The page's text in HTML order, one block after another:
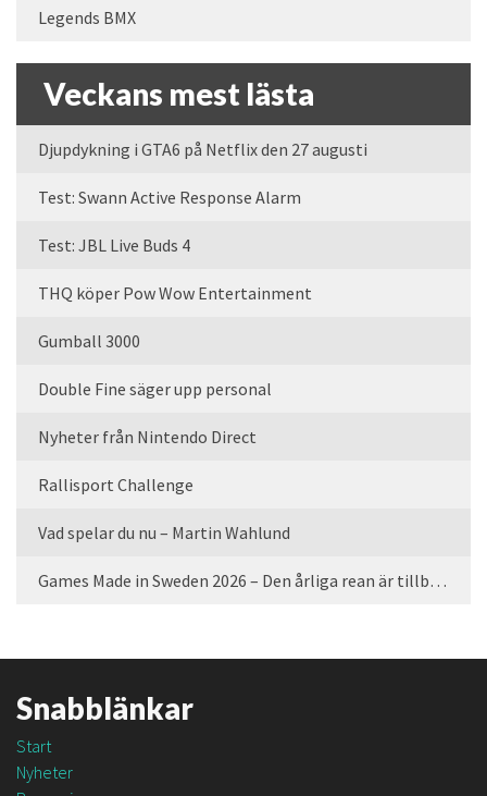
Legends BMX
Veckans mest lästa
Djupdykning i GTA6 på Netflix den 27 augusti
Test: Swann Active Response Alarm
Test: JBL Live Buds 4
THQ köper Pow Wow Entertainment
Gumball 3000
Double Fine säger upp personal
Nyheter från Nintendo Direct
Rallisport Challenge
Vad spelar du nu – Martin Wahlund
Games Made in Sweden 2026 – Den årliga rean är tillbaka
Snabblänkar
Start
Nyheter